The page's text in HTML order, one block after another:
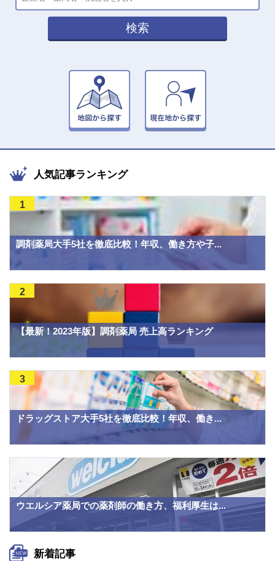
検索
人気記事ランキング
調剤薬局大手5社を徹底比較！年収、働き方や子...
1
【最新！2023年版】調剤薬局 売上高ランキング
2
ドラッグストア大手5社を徹底比較！年収、働き...
3
ウエルシア薬局での薬剤師の働き方、福利厚生は...
新着記事